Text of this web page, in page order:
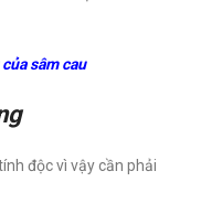
sâm cau
độc vì vậy cần phải